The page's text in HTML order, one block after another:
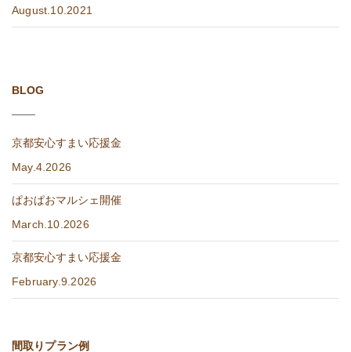
August.10.2021
BLOG
京都安心すまい応援金
May.4.2026
ぱおぱおマルシェ開催
March.10.2026
京都安心すまい応援金
February.9.2026
間取りプラン例